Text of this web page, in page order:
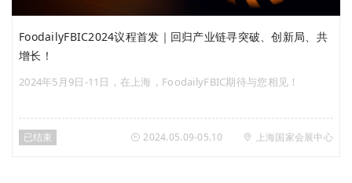
FoodailyFBIC2024议程首发｜回归产业链寻突破、创新局、共
增长！
2024年5月9日-11日，在上海，FoodailyFBIC期待与您相见！
已结束 2024.05.09-05.10 上海国家会展中心